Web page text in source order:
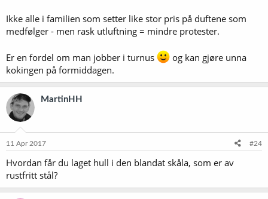
Ikke alle i familien som setter like stor pris på duftene som
medfølger - men rask utluftning = mindre protester.
Er en fordel om man jobber i turnus
og kan gjøre unna
kokingen på formiddagen.
MartinHH
11 Apr 2017 #24
Hvordan får du laget hull i den blandat skåla, som er av
rustfritt stål?